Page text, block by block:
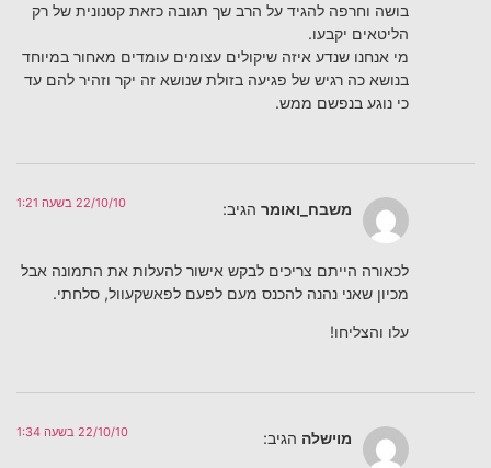
בושה וחרפה להגיד על הרב שך תגובה כזאת קטנונית של רק
הליטאים יקבעו.
מי אנחנו שנדע איזה שיקולים עצומים עומדים מאחור במיוחד
בנושא כה רגיש של פגיעה בזולת שנושא זה יקר וזהיר להם עד
כי נוגע בנפשם ממש.
משבח_ואומר הגיב: 22/10/10 בשעה 1:21
לכאורה הייתם צריכים לבקש אישור להעלות את התמונה אבל
מכיון שאני נהנה להכנס מעם לפעם לפאשקעוול, סלחתי.
עלו והצליחו!
מוישלה הגיב: 22/10/10 בשעה 1:34